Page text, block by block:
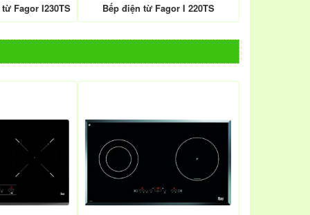
Fagor I230TS Bếp điện từ Fagor I 220TS